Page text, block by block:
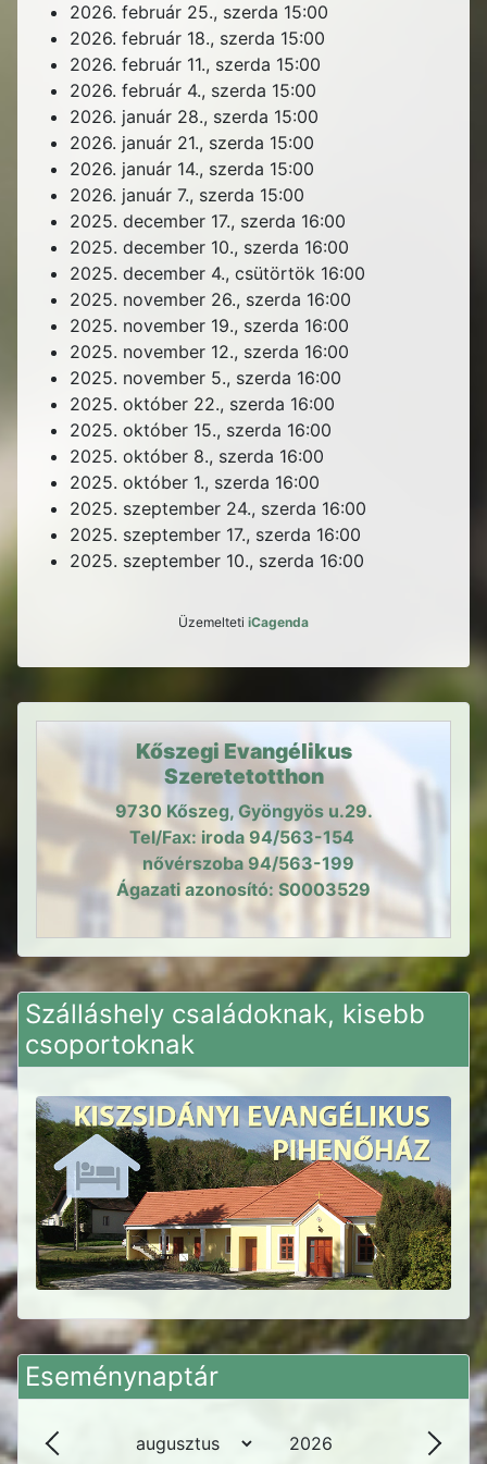
2026. február 25., szerda 15:00
2026. február 18., szerda 15:00
2026. február 11., szerda 15:00
2026. február 4., szerda 15:00
2026. január 28., szerda 15:00
2026. január 21., szerda 15:00
2026. január 14., szerda 15:00
2026. január 7., szerda 15:00
2025. december 17., szerda 16:00
2025. december 10., szerda 16:00
2025. december 4., csütörtök 16:00
2025. november 26., szerda 16:00
2025. november 19., szerda 16:00
2025. november 12., szerda 16:00
2025. november 5., szerda 16:00
2025. október 22., szerda 16:00
2025. október 15., szerda 16:00
2025. október 8., szerda 16:00
2025. október 1., szerda 16:00
2025. szeptember 24., szerda 16:00
2025. szeptember 17., szerda 16:00
2025. szeptember 10., szerda 16:00
Üzemelteti iCagenda
Kőszegi Evangélikus
Szeretetotthon
9730 Kőszeg, Gyöngyös u.29.
Tel/Fax: iroda 94/563-154
nővérszoba 94/563-199
Ágazati azonosító: S0003529
Szálláshely családoknak, kisebb
csoportoknak
Eseménynaptár
Vissza - Hónap
Hónap